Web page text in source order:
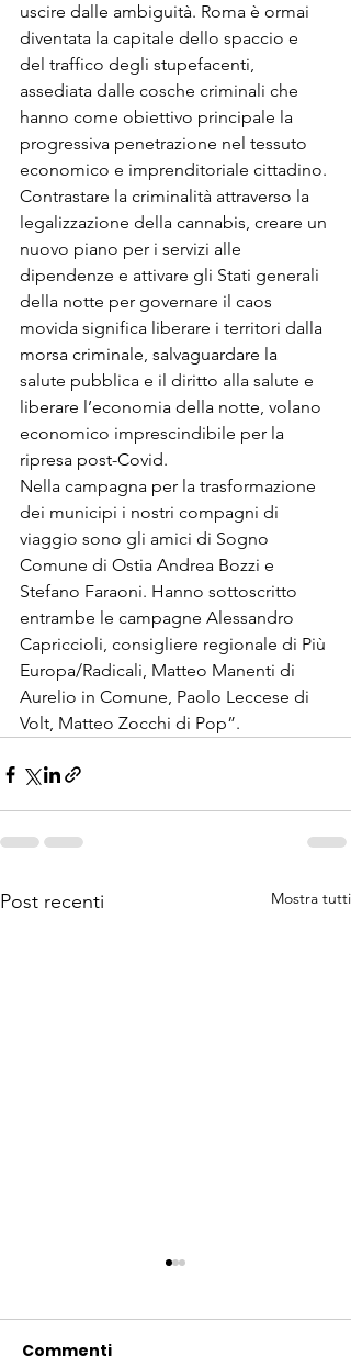
uscire dalle ambiguità. Roma è ormai
diventata la capitale dello spaccio e
del traffico degli stupefacenti,
assediata dalle cosche criminali che
hanno come obiettivo principale la
progressiva penetrazione nel tessuto
economico e imprenditoriale cittadino.
Contrastare la criminalità attraverso la
legalizzazione della cannabis, creare un
nuovo piano per i servizi alle
dipendenze e attivare gli Stati generali
della notte per governare il caos
movida significa liberare i territori dalla
morsa criminale, salvaguardare la
salute pubblica e il diritto alla salute e
liberare l’economia della notte, volano
economico imprescindibile per la
ripresa post-Covid.
Nella campagna per la trasformazione
dei municipi i nostri compagni di
viaggio sono gli amici di Sogno
Comune di Ostia Andrea Bozzi e
Stefano Faraoni. Hanno sottoscritto
entrambe le campagne Alessandro
Capriccioli, consigliere regionale di Più
Europa/Radicali, Matteo Manenti di
Aurelio in Comune, Paolo Leccese di
Volt, Matteo Zocchi di Pop”.
Post recenti Mostra tutti
Commenti